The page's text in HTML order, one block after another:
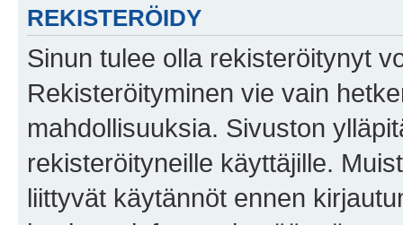
REKISTERÖIDY
Sinun tulee olla rekisteröitynyt
Rekisteröityminen vie vain
mahdollisuuksia. Sivuston
rekisteröityneille käyttäjille.
liittyvät käytännöt ennen